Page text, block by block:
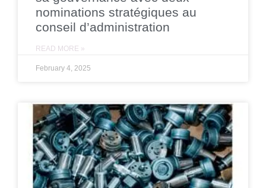
nominations stratégiques au
conseil d’administration
READ MORE »
February 4, 2025